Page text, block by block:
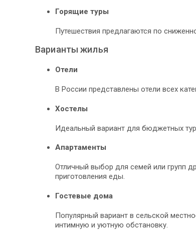
Горящие туры
Путешествия предлагаются по
Варианты жилья
Отели
В России представлены отели всех
Хостелы
Идеальный вариант для бюджетных
Апартаменты
Отличный выбор для семей или групп
приготовления еды.
Гостевые дома
Популярный вариант в сельской
интимную и уютную обстановку.